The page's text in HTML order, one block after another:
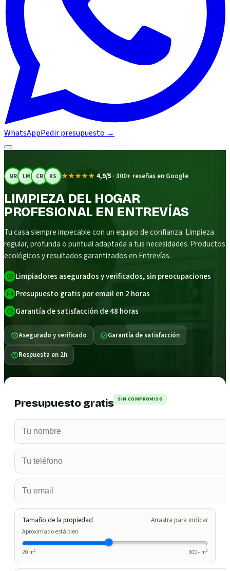
WhatsAppPedir presupuesto →
MR LM CR KS ★★★★★ 4,9/5 ·300+ reseñas en Google
LIMPIEZA DEL HOGAR
PROFESIONAL EN ENTREVÍAS
Tu casa siempre impecable con un equipo de confianza. Limpieza
regular, profunda o puntual adaptada a tus necesidades. Productos
ecológicos y resultados garantizados en Entrevías.
Limpiadores asegurados y verificados, sin preocupaciones
Presupuesto gratis por email en 2 horas
Garantía de satisfacción de 48 horas
Asegurado y verificado Garantía de satisfacción
Respuesta en 2h
Presupuesto gratis SIN COMPROMISO
Tamaño de la propiedad Arrastra para indicar
Aproximado está bien
20 m² 300+ m²